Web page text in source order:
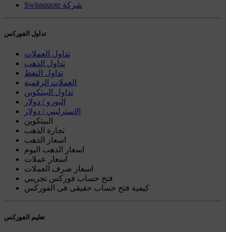
Swissquote شركة
تداول الفوركس
تداول العملات
تداول الذهب
تداول النفط
العملات الرقمية
تداول البيتكوين
اليورو / دولار
الاسترليني / دولار
البيتكوين
تجارة الذهب
اسعار الذهب
اسعار الذهب اليوم
اسعار عملات
اسعار صرف العملات
فتح حساب فوركس تجريبي
كيفية فتح حساب حقيقى فى الفوركس
تعليم الفوركس